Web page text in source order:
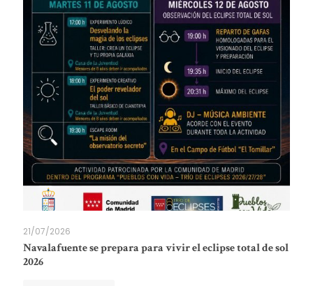
21/07/2026
Navalafuente se prepara para vivir el eclipse total de sol
2026